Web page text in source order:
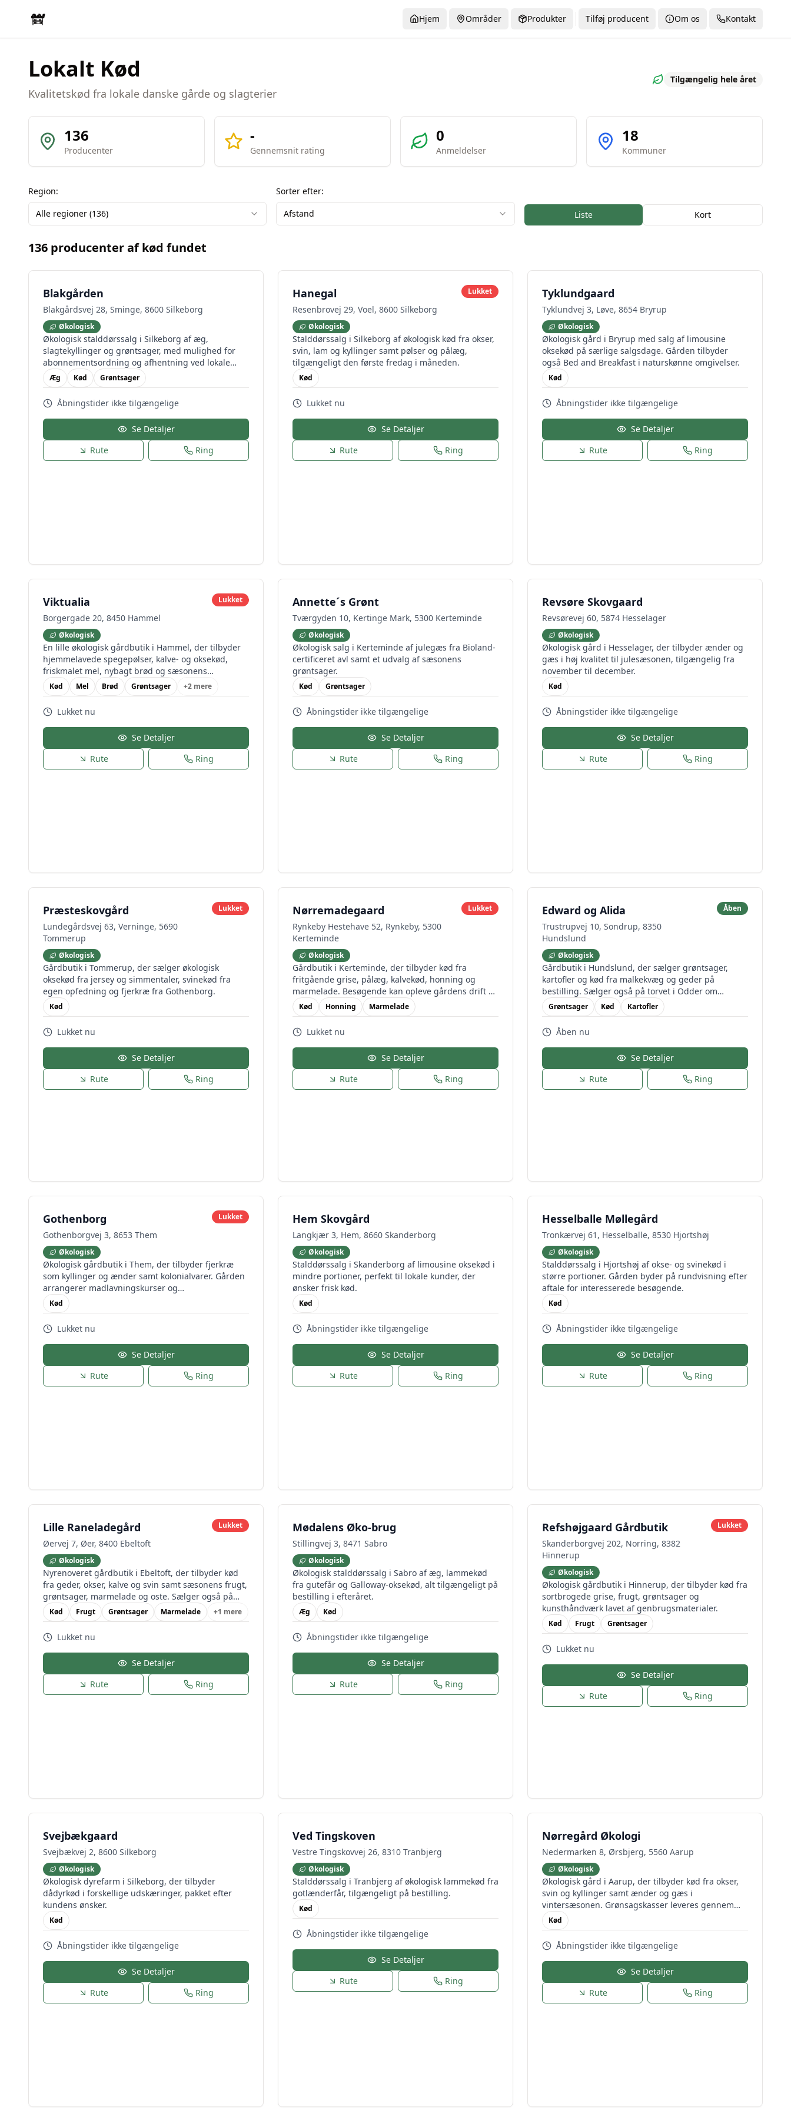
Hjem Områder Produkter Tilføj producent Om os Kontakt
Lokalt Kød
Kvalitetskød fra lokale danske gårde og slagterier
Tilgængelig hele året
136
Producenter
-
Gennemsnit rating
0
Anmeldelser
18
Kommuner
Region:
Alle regioner (136)
Sorter efter:
Afstand
Liste Kort
136 producenter afkød fundet
Blakgården
Blakgårdsvej 28, Sminge, 8600 Silkeborg
Økologisk
Økologisk stalddørssalg i Silkeborg af æg,
slagtekyllinger og grøntsager, med mulighed for
abonnementsordning og afhentning ved lokale
skoler.
Æg Kød Grøntsager
Åbningstider ikke tilgængelige
Se Detaljer
Rute
Ring
Hanegal
Resenbrovej 29, Voel, 8600 Silkeborg
Lukket
Økologisk
Stalddørssalg i Silkeborg af økologisk kød fra okser,
svin, lam og kyllinger samt pølser og pålæg,
tilgængeligt den første fredag i måneden.
Kød
Lukket nu
Se Detaljer
Rute
Ring
Tyklundgaard
Tyklundvej 3, Løve, 8654 Bryrup
Økologisk
Økologisk gård i Bryrup med salg af limousine
oksekød på særlige salgsdage. Gården tilbyder
også Bed and Breakfast i naturskønne omgivelser.
Kød
Åbningstider ikke tilgængelige
Se Detaljer
Rute
Ring
Viktualia
Borgergade 20, 8450 Hammel
Lukket
Økologisk
En lille økologisk gårdbutik i Hammel, der tilbyder
hjemmelavede spegepølser, kalve- og oksekød,
friskmalet mel, nybagt brød og sæsonens
grøntsager, frugt og marmelader fra egen have.
Gården sælger også frø og planter om foråret.
Kød Mel Brød Grøntsager +2 mere
Lukket nu
Se Detaljer
Rute
Ring
Annette´s Grønt
Tværgyden 10, Kertinge Mark, 5300 Kerteminde
Økologisk
Økologisk salg i Kerteminde af julegæs fra Bioland-
certificeret avl samt et udvalg af sæsonens
grøntsager.
Kød Grøntsager
Åbningstider ikke tilgængelige
Se Detaljer
Rute
Ring
Revsøre Skovgaard
Revsørevej 60, 5874 Hesselager
Økologisk
Økologisk gård i Hesselager, der tilbyder ænder og
gæs i høj kvalitet til julesæsonen, tilgængelig fra
november til december.
Kød
Åbningstider ikke tilgængelige
Se Detaljer
Rute
Ring
Præsteskovgård
Lundegårdsvej 63, Verninge, 5690
Tommerup
Lukket
Økologisk
Gårdbutik i Tommerup, der sælger økologisk
oksekød fra jersey og simmentaler, svinekød fra
egen opfedning og fjerkræ fra Gothenborg.
Kød
Lukket nu
Se Detaljer
Rute
Ring
Nørremadegaard
Rynkeby Hestehave 52, Rynkeby, 5300
Kerteminde
Lukket
Økologisk
Gårdbutik i Kerteminde, der tilbyder kød fra
fritgående grise, pålæg, kalvekød, honning og
marmelade. Besøgende kan opleve gårdens drift og
klappe dyrene.
Kød Honning Marmelade
Lukket nu
Se Detaljer
Rute
Ring
Edward og Alida
Trustrupvej 10, Sondrup, 8350
Hundslund
Åben
Økologisk
Gårdbutik i Hundslund, der sælger grøntsager,
kartofler og kød fra malkekvæg og geder på
bestilling. Sælger også på torvet i Odder om
onsdagen.
Grøntsager Kød Kartofler
Åben nu
Se Detaljer
Rute
Ring
Gothenborg
Gothenborgvej 3, 8653 Them
Lukket
Økologisk
Økologisk gårdbutik i Them, der tilbyder fjerkræ
som kyllinger og ænder samt kolonialvarer. Gården
arrangerer madlavningskurser og
folkekøkkenaftener om vinteren.
Kød
Lukket nu
Se Detaljer
Rute
Ring
Hem Skovgård
Langkjær 3, Hem, 8660 Skanderborg
Økologisk
Stalddørssalg i Skanderborg af limousine oksekød i
mindre portioner, perfekt til lokale kunder, der
ønsker frisk kød.
Kød
Åbningstider ikke tilgængelige
Se Detaljer
Rute
Ring
Hesselballe Møllegård
Tronkærvej 61, Hesselballe, 8530 Hjortshøj
Økologisk
Stalddørssalg i Hjortshøj af okse- og svinekød i
større portioner. Gården byder på rundvisning efter
aftale for interesserede besøgende.
Kød
Åbningstider ikke tilgængelige
Se Detaljer
Rute
Ring
Lille Raneladegård
Øervej 7, Øer, 8400 Ebeltoft
Lukket
Økologisk
Nyrenoveret gårdbutik i Ebeltoft, der tilbyder kød
fra geder, okser, kalve og svin samt sæsonens frugt,
grøntsager, marmelade og oste. Sælger også på
Ebeltofts Farmers Market.
Kød Frugt Grøntsager Marmelade +1 mere
Lukket nu
Se Detaljer
Rute
Ring
Mødalens Øko-brug
Stillingvej 3, 8471 Sabro
Økologisk
Økologisk stalddørssalg i Sabro af æg, lammekød
fra gutefår og Galloway-oksekød, alt tilgængeligt på
bestilling i efteråret.
Æg Kød
Åbningstider ikke tilgængelige
Se Detaljer
Rute
Ring
Refshøjgaard Gårdbutik
Skanderborgvej 202, Norring, 8382
Hinnerup
Lukket
Økologisk
Økologisk gårdbutik i Hinnerup, der tilbyder kød fra
sortbrogede grise, frugt, grøntsager og
kunsthåndværk lavet af genbrugsmaterialer.
Kød Frugt Grøntsager
Lukket nu
Se Detaljer
Rute
Ring
Svejbækgaard
Svejbækvej 2, 8600 Silkeborg
Økologisk
Økologisk dyrefarm i Silkeborg, der tilbyder
dådyrkød i forskellige udskæringer, pakket efter
kundens ønsker.
Kød
Åbningstider ikke tilgængelige
Se Detaljer
Rute
Ring
Ved Tingskoven
Vestre Tingskovvej 26, 8310 Tranbjerg
Økologisk
Stalddørssalg i Tranbjerg af økologisk lammekød fra
gotlænderfår, tilgængeligt på bestilling.
Kød
Åbningstider ikke tilgængelige
Se Detaljer
Rute
Ring
Nørregård Økologi
Nedermarken 8, Ørsbjerg, 5560 Aarup
Økologisk
Økologisk gård i Aarup, der tilbyder kød fra okser,
svin og kyllinger samt ænder og gæs i
vintersæsonen. Grønsagskasser leveres gennem
Aarstiderne.
Kød
Åbningstider ikke tilgængelige
Se Detaljer
Rute
Ring